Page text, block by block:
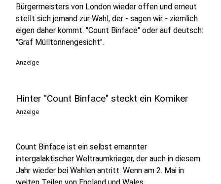
Bürgermeisters von London wieder offen und erneut
stellt sich jemand zur Wahl, der - sagen wir - ziemlich
eigen daher kommt. "Count Binface" oder auf deutsch:
"Graf Mülltonnengesicht".
Anzeige
Hinter "Count Binface" steckt ein Komiker
Anzeige
Count Binface ist ein selbst ernannter
intergalaktischer Weltraumkrieger, der auch in diesem
Jahr wieder bei Wahlen antritt: Wenn am 2. Mai in